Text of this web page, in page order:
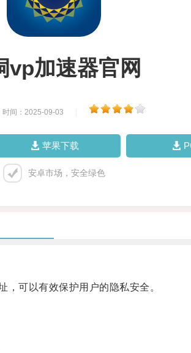
vp加速器官网
时间：2025-09-03
苹果下载
安卓市场，安全绿色
可以有效保护用户的隐私安全。